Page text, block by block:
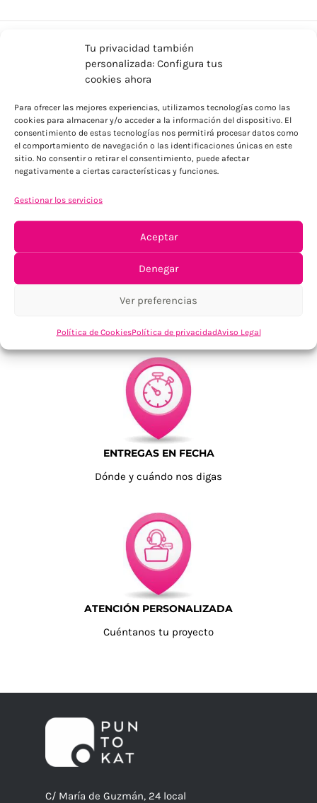
Tu privacidad también
personalizada: Configura tus
cookies ahora
Para ofrecer las mejores experiencias, utilizamos tecnologías como las
cookies para almacenar y/o acceder a la información del dispositivo. El
consentimiento de estas tecnologías nos permitirá procesar datos como
el comportamiento de navegación o las identificaciones únicas en este
sitio. No consentir o retirar el consentimiento, puede afectar
negativamente a ciertas características y funciones.
Gestionar los servicios
Aceptar
Denegar
Ver preferencias
Política de CookiesPolítica de privacidadAviso Legal
ENVÍOS ECONÓMICOS
Para Península, resto consultar
TU SATISFACCIÓN = LA NUESTRA
ENTREGAS EN FECHA
Dónde y cuándo nos digas
ATENCIÓN PERSONALIZADA
Cuéntanos tu proyecto
C/ María de Guzmán, 24 local